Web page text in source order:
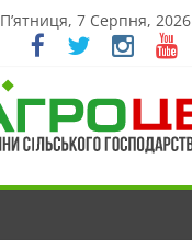
П’ятниця, 7 Серпня, 2026